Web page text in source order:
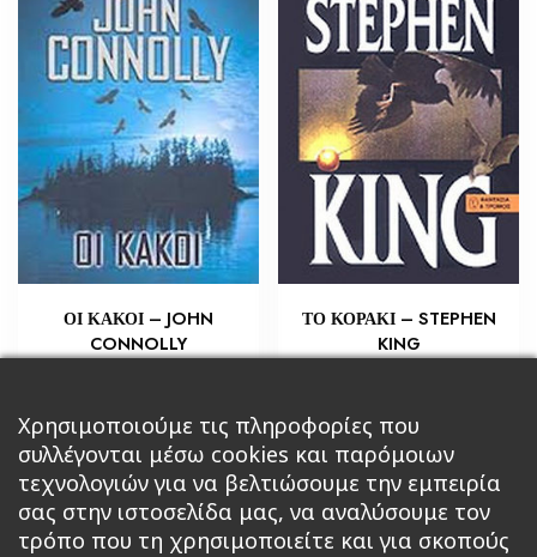
ΟΙ ΚΑΚΟΙ – JOHN
CONNOLLY
Προσθήκη στο καλάθι
ΤΟ ΚΟΡΑΚΙ – STEPHEN
KING
Προσθήκη στο καλάθι
Χρησιμοποιούμε τις πληροφορίες που
συλλέγονται μέσω cookies και παρόμοιων
τεχνολογιών για να βελτιώσουμε την εμπειρία
σας στην ιστοσελίδα μας, να αναλύσουμε τον
τρόπο που τη χρησιμοποιείτε και για σκοπούς